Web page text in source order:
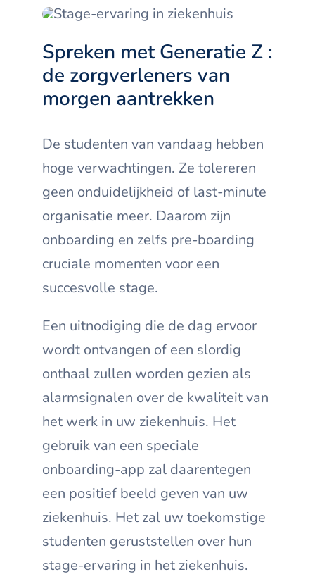
Spreken met Generatie Z :
de zorgverleners van
morgen aantrekken
De studenten van vandaag hebben
hoge verwachtingen. Ze tolereren
geen onduidelijkheid of last-minute
organisatie meer. Daarom zijn
onboarding en zelfs pre-boarding
cruciale momenten voor een
succesvolle stage.
Een uitnodiging die de dag ervoor
wordt ontvangen of een slordig
onthaal zullen worden gezien als
alarmsignalen over de kwaliteit van
het werk in uw ziekenhuis. Het
gebruik van een speciale
onboarding-app zal daarentegen
een positief beeld geven van uw
ziekenhuis. Het zal uw toekomstige
studenten geruststellen over hun
stage-ervaring in het ziekenhuis.